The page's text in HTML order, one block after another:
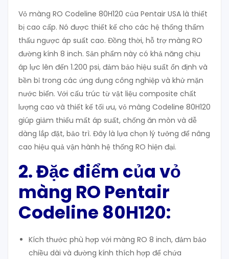
Vỏ màng RO Codeline 80H120 của Pentair USA là thiết
bị cao cấp. Nó được thiết kế cho các hệ thống thẩm
thấu ngược áp suất cao. Đồng thời, hỗ trợ màng RO
đường kính 8 inch. Sản phẩm này có khả năng chịu
áp lực lên đến 1.200 psi, đảm bảo hiệu suất ổn định và
bền bỉ trong các ứng dụng công nghiệp và khử mặn
nước biển. Với cấu trúc từ vật liệu composite chất
lượng cao và thiết kế tối ưu, vỏ màng Codeline 80H120
giúp giảm thiểu mất áp suất, chống ăn mòn và dễ
dàng lắp đặt, bảo trì. Đây là lựa chọn lý tưởng để nâng
cao hiệu quả vận hành hệ thống RO hiện đại.
2. Đặc điểm của vỏ
màng RO Pentair
Codeline 80H120:
Kích thước phù hợp với màng RO 8 inch, đảm bảo
chiều dài và đường kính thích hợp để chứa